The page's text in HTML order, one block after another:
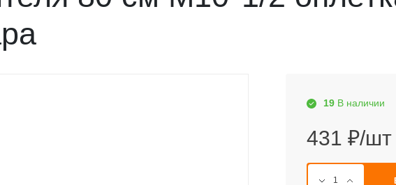
19 В наличии
431 ₽/шт